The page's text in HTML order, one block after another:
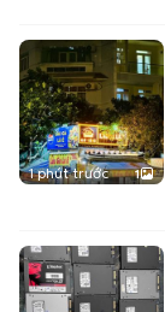
1 phút trước 1